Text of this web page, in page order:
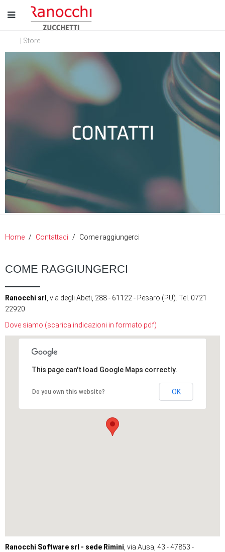
| Store
Home Contattaci Come raggiungerci
COME RAGGIUNGERCI
Ranocchi srl
, via degli Abeti, 288 - 61122 - Pesaro (PU). Tel. 0721
22920
Dove siamo (scarica indicazioni in formato pdf)
This page can't load Google Maps correctly.
Do you own this website? OK
Ranocchi Software srl - sede Rimini , via Ausa, 43 - 47853 -